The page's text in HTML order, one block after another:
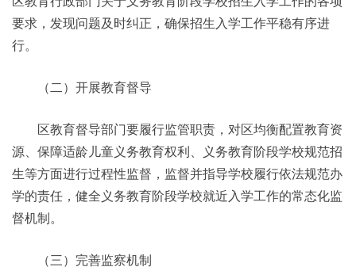
要求，发现问题及时纠正，确保招生入学工作平稳有序进
行。
（二）开展教育督导
区教育督导部门要履行监管职责，对区均衡配置教育资
源、保障适龄儿童义务教育权利、义务教育阶段学校规范招
生等方面进行过程性监督，监督并指导学校履行依法规范办
学的责任，健全义务教育阶段学校就近入学工作的常态化监
督机制。
（三）完善监察机制